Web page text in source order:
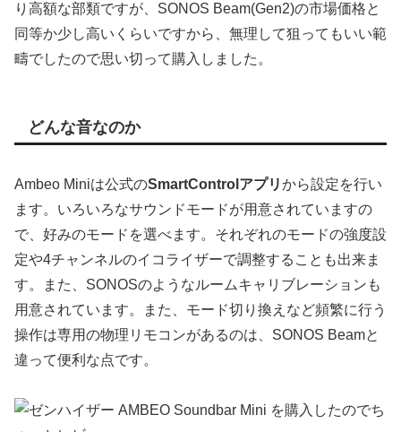
り高額な部類ですが、SONOS Beam(Gen2)の市場価格と
同等か少し高いくらいですから、無理して狙ってもいい範
疇でしたので思い切って購入しました。
どんな音なのか
Ambeo Miniは公式のSmartControlアプリから設定を行い
ます。いろいろなサウンドモードが用意されていますの
で、好みのモードを選べます。それぞれのモードの強度設
定や4チャンネルのイコライザーで調整することも出来ま
す。また、SONOSのようなルームキャリブレーションも
用意されています。また、モード切り換えなど頻繁に行う
操作は専用の物理リモコンがあるのは、SONOS Beamと
違って便利な点です。